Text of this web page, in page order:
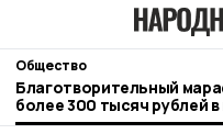
Общество
Благотворительный
более 300 тысяч рублей
тамбовских бойцов СВО